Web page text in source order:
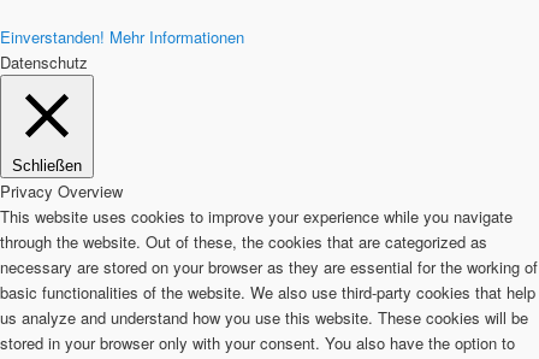
Einverstanden! Mehr Informationen
Datenschutz
Schließen
Privacy Overview
This website uses cookies to improve your experience while you navigate
through the website. Out of these, the cookies that are categorized as
necessary are stored on your browser as they are essential for the working of
basic functionalities of the website. We also use third-party cookies that help
us analyze and understand how you use this website. These cookies will be
stored in your browser only with your consent. You also have the option to